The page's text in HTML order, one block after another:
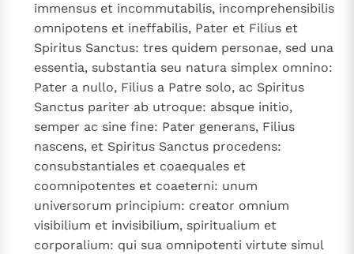
Nieuwste Documenten
5. Het gebed van de Kerk
In Christus wordt onze honger vervuld
Leer de kostbare parel van Gods koninkrijk te
herkennen
Gods Koninkrijk groeit stilletjes door liefde, niet door
dwang
De mystiek. De mystieke verschijnselen en de
heiligheid
Berichten
Het Vaticaan publiceert een nieuwe Latijnse uitgave
van het Romeins martyrologium
Vaticaanse financiële waakhond verliest autonomie
Paus spreekt het Wereldvoedselprogramma toe
immensus et incommutabilis, incomprehensibilis
omnipotens et ineffabilis, Pater et Filius et
Spiritus Sanctus: tres quidem personae, sed una
essentia, substantia seu natura simplex omnino:
Pater a nullo, Filius a Patre solo, ac Spiritus
Sanctus pariter ab utroque: absque initio,
semper ac sine fine: Pater generans, Filius
nascens, et Spiritus Sanctus procedens:
consubstantiales et coaequales et
coomnipotentes et coaeterni: unum
universorum principium: creator omnium
visibilium et invisibilium, spiritualium et
corporalium: qui sua omnipotenti virtute simul